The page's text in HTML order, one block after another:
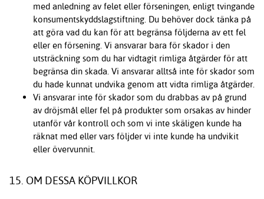
med anledning av felet eller förseningen, enligt tvingande
konsumentskyddslagstiftning. Du behöver dock tänka på
att göra vad du kan för att begränsa följderna av ett fel
eller en försening. Vi ansvarar bara för skador i den
utsträckning som du har vidtagit rimliga åtgärder för att
begränsa din skada. Vi ansvarar alltså inte för skador som
du hade kunnat undvika genom att vidta rimliga åtgärder.
Vi ansvarar inte för skador som du drabbas av på grund
av dröjsmål eller fel på produkter som orsakas av hinder
utanför vår kontroll och som vi inte skäligen kunde ha
räknat med eller vars följder vi inte kunde ha undvikit
eller övervunnit.
15. OM DESSA KÖPVILLKOR